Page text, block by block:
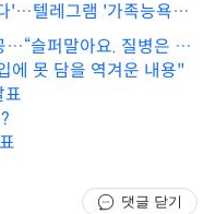
'…텔레그램 '가족능욕방'
…“슬퍼말아요. 질병은 神
못 담을 역겨운 내용"
표
댓글 닫기